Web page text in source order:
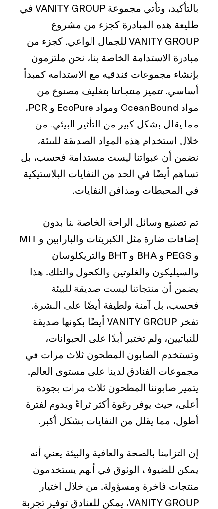
بالتأكيد، وتأتي مجموعة VANITY GROUP في
طليعة هذه المبادرة كجزء من مشروع
VANITY GROUP للجمال الواعي. كجزء من
مبادرة الاستدامة الخاصة بنا، نحن ملتزمون
بإنشاء مجموعات فندقية مع الاستدامة كمبدأ
أساسي. تتميز منتجاتنا بتغليف مصنوع من
مواد OceanBound ومواد EcoPure و PCR،
مما يقلل بشكل كبير من التأثير البيئي. من
خلال استخدام هذه المواد الصديقة للبيئة،
نضمن أن عبواتنا ليست مستدامة فحسب، بل
تساهم أيضًا في الحد من النفايات البلاستيكية
في المحيطات ومدافن النفايات.
تم تصنيع وسائل الراحة الخاصة بنا بدون
إضافات ضارة مثل الكبريتات والبارابين و MIT
و PEGS و BHA و BHT والتريكلوسان
والسيليكون والغلوتين والكحول والتلك. هذا
يضمن أن منتجاتنا ليست صديقة للبيئة
فحسب، بل آمنة ولطيفة أيضًا على البشرة.
تفخر VANITY GROUP أيضًا بكونها صديقة
للنباتيين، ولم تختبر أبدًا على الحيوانات،
وتستخدم الصابون المطحون ثلاث مرات في
مجموعات الفنادق لدينا على مستوى العالم.
يتميز صابوننا المطحون ثلاث مرات بجودة
أعلى، حيث يوفر رغوة أكثر ثراءً ويدوم لفترة
أطول، مما يقلل من النفايات بشكل أكبر.
إن التزامنا بالصحة والعافية والبيئة يعني أنه
يمكن للضيوف الوثوق في أنهم يستخدمون
منتجات فاخرة ومسؤولة. من خلال اختيار
VANITY GROUP، يمكن للفنادق توفير تجربة